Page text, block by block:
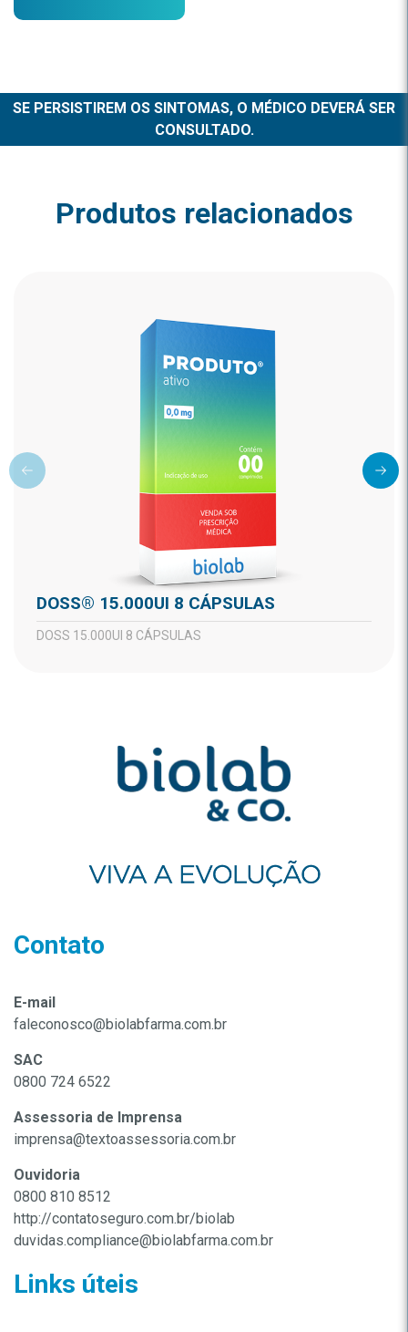
SE PERSISTIREM OS SINTOMAS, O MÉDICO DEVERÁ SER
CONSULTADO.
Produtos relacionados
DOSS® 15.000UI 8 CÁPSULAS
DOSS 15.000UI 8 CÁPSULAS
Contato
E-mail
faleconosco@biolabfarma.com.br
SAC
0800 724 6522
Assessoria de Imprensa
imprensa@textoassessoria.com.br
Ouvidoria
0800 810 8512
http://contatoseguro.com.br/biolab
duvidas.compliance@biolabfarma.com.br
Links úteis